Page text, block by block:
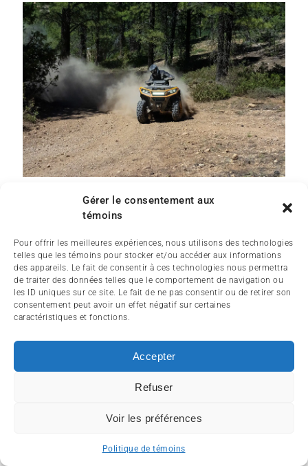
Gérer le consentement aux
témoins
Pour offrir les meilleures expériences, nous utilisons des technologies
telles que les témoins pour stocker et/ou accéder aux informations
des appareils. Le fait de consentir à ces technologies nous permettra
de traiter des données telles que le comportement de navigation ou
les ID uniques sur ce site. Le fait de ne pas consentir ou de retirer son
consentement peut avoir un effet négatif sur certaines
caractéristiques et fonctions.
Accepter
Refuser
Voir les préférences
Politique de témoins